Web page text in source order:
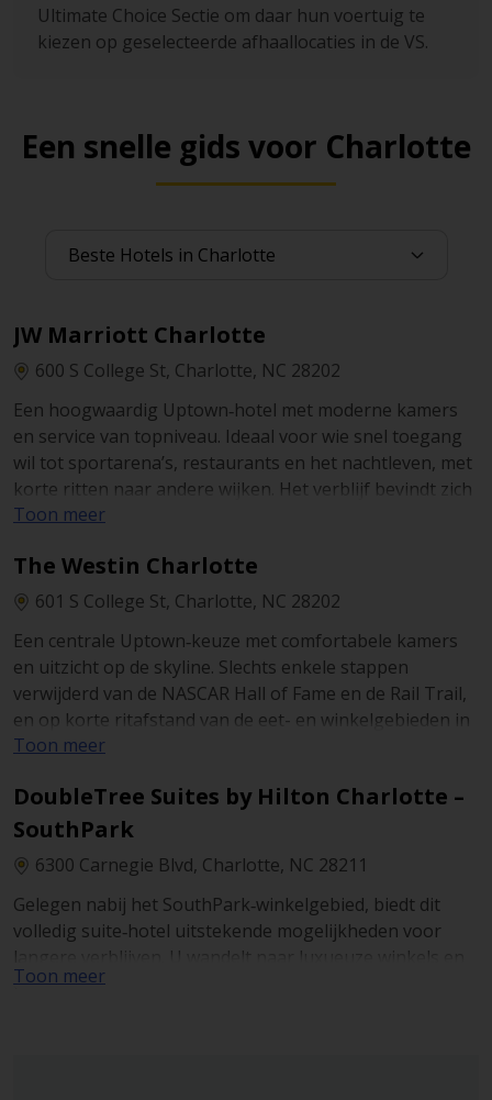
Ultimate Choice Sectie om daar hun voertuig te
kiezen op geselecteerde afhaallocaties in de VS.
Een snelle gids voor Charlotte
JW Marriott Charlotte
600 S College St, Charlotte, NC 28202
Een hoogwaardig Uptown‑hotel met moderne kamers
en service van topniveau. Ideaal voor wie snel toegang
wil tot sportarena’s, restaurants en het nachtleven, met
korte ritten naar andere wijken. Het verblijf bevindt zich
nabij light rail‑haltes en belangrijke
perfect te combineren zijn.
Toon meer
The Westin Charlotte
601 S College St, Charlotte, NC 28202
Een centrale Uptown‑keuze met comfortabele kamers
en uitzicht op de skyline. Slechts enkele stappen
verwijderd van de NASCAR Hall of Fame en de Rail Trail,
en op korte ritafstand van de eet- en winkelgebieden in
South End of Plaza Midwood. Valetparking en
met een huurwagen in Charlotte moeiteloos.
Toon meer
DoubleTree Suites by Hilton Charlotte –
SouthPark
6300 Carnegie Blvd, Charlotte, NC 28211
Gelegen nabij het SouthPark‑winkelgebied, biedt dit
volledig suite‑hotel uitstekende mogelijkheden voor
langere verblijven. U wandelt naar luxueuze winkels en
restaurants en rijdt vervolgens eenvoudig terug naar
Toon meer